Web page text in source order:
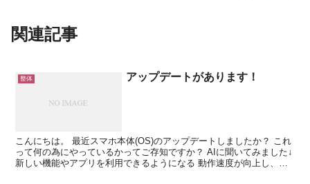
関連記事
整体 アップデートがあります！
こんにちは。 最近スマホ本体(OS)のアップデートしましたか？ これ
って何の為にやっているかってご存知ですか？ AIに聞いてみました↓
新しい機能やアプリを利用できるようになる 動作速度が向上し、操